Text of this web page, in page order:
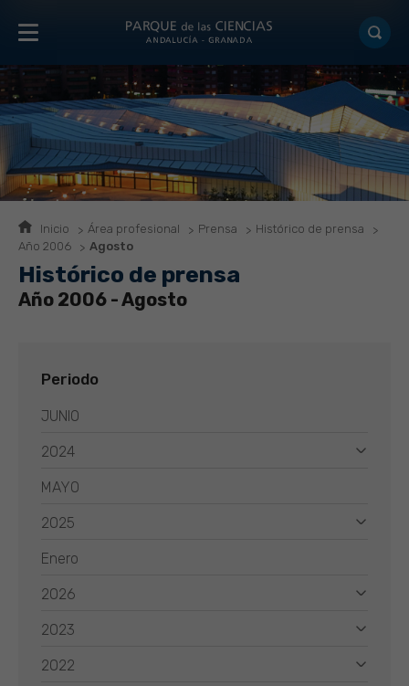
Inicio Área profesional Prensa
Histórico de prensa
Año 2006
Agosto
Histórico de prensa
Año 2006 - Agosto
Periodo
JUNIO
2024
MAYO
2025
Enero
2026
2023
2022